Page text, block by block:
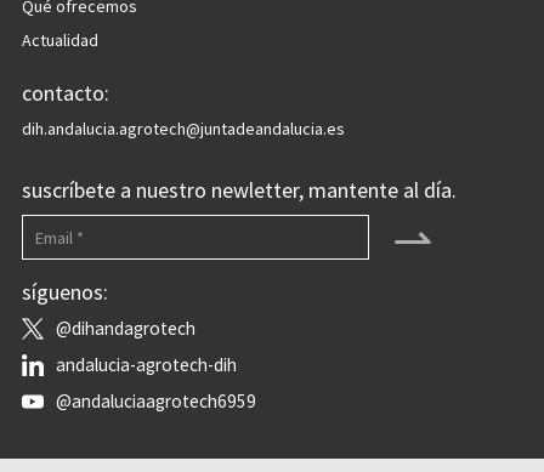
Qué ofrecemos
Actualidad
contacto:
dih.andalucia.agrotech@juntadeandalucia.es
suscríbete a nuestro newletter, mantente al día.
⇀
síguenos:
@dihandagrotech
andalucia-agrotech-dih
@andaluciaagrotech6959